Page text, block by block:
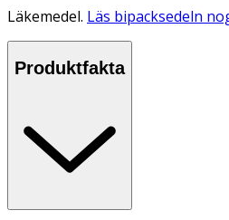
Läkemedel. Läs bipacksedeln
Produktfakta